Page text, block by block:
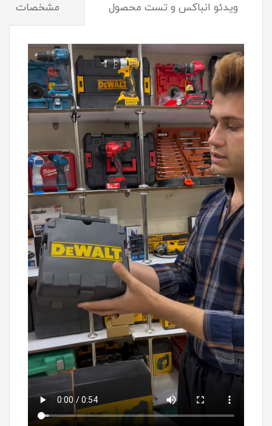
ویدئو انباکس و تست محصول مشخصات